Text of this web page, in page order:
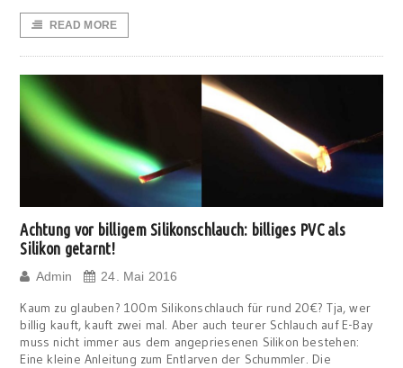
READ MORE
Achtung vor billigem Silikonschlauch: billiges PVC als
Silikon getarnt!
Admin 24. Mai 2016
Kaum zu glauben? 100m Silikonschlauch für rund 20€? Tja, wer
billig kauft, kauft zwei mal. Aber auch teurer Schlauch auf E-Bay
muss nicht immer aus dem angepriesenen Silikon bestehen:
Eine kleine Anleitung zum Entlarven der Schummler. Die